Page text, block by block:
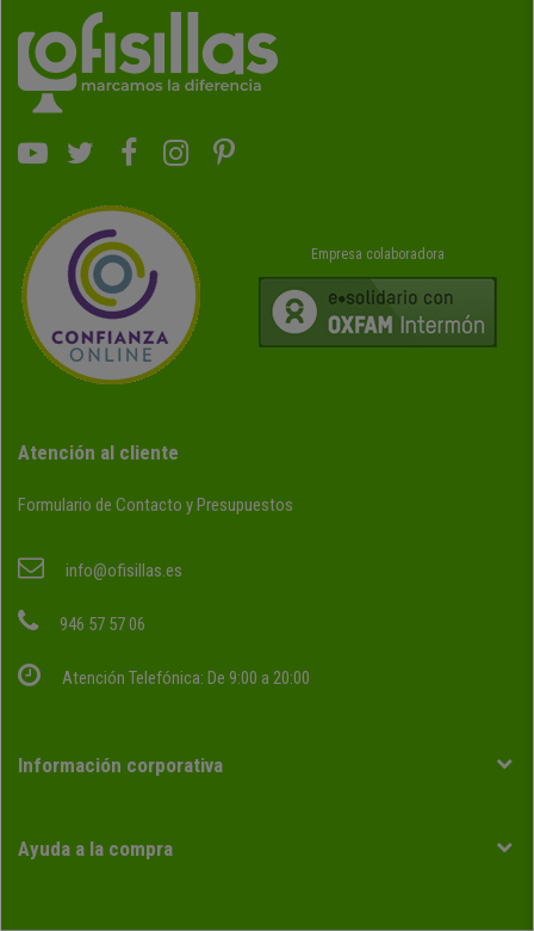
Empresa colaboradora
Atención al cliente
Formulario de Contacto y Presupuestos
info@ofisillas.es
946 57 57 06
Atención Telefónica: De 9:00 a 20:00
Información corporativa
Ayuda a la compra